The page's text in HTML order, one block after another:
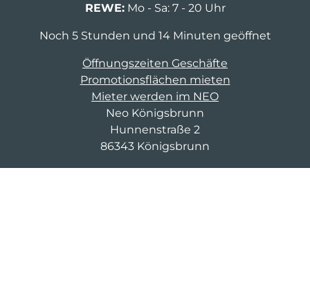
REWE:Mo - Sa: 7 - 20 Uhr
Noch 5 Stunden und 14 Minuten geöffnet
Öffnungszeiten Geschäfte
Promotionsflächen mieten
Mieter werden im NEO
Neo Königsbrunn
Hunnenstraße 2
86343 Königsbrunn